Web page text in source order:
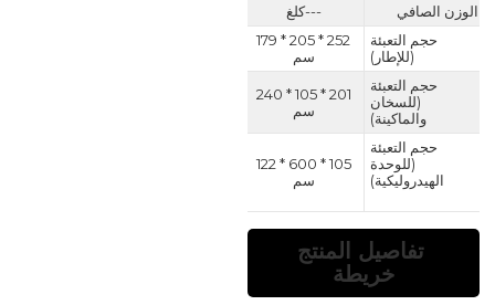
الوزن الصافي
---كلغ
حجم التعبئة
(للإطار)
252 * 205 * 179
سم
حجم التعبئة
(للسخان
والماكينة)
201 * 105 * 240
سم
حجم التعبئة
(للوحدة
الهيدروليكية)
105 * 600 * 122
سم
تفاصيل المنتج
خريطة